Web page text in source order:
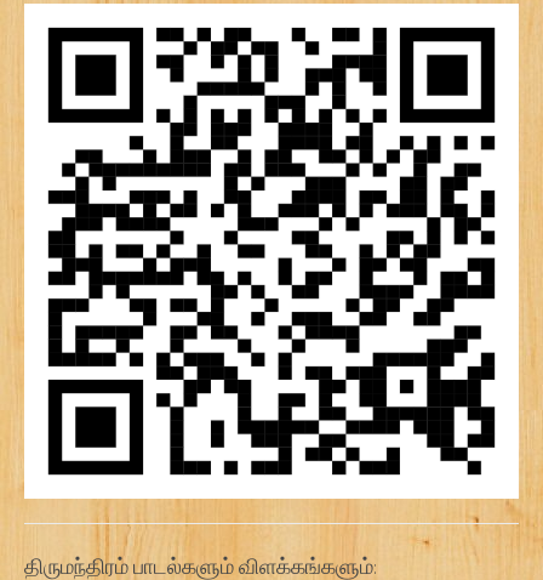
திருமந்திரம் பாடல்களும் விளக்கங்களும்: